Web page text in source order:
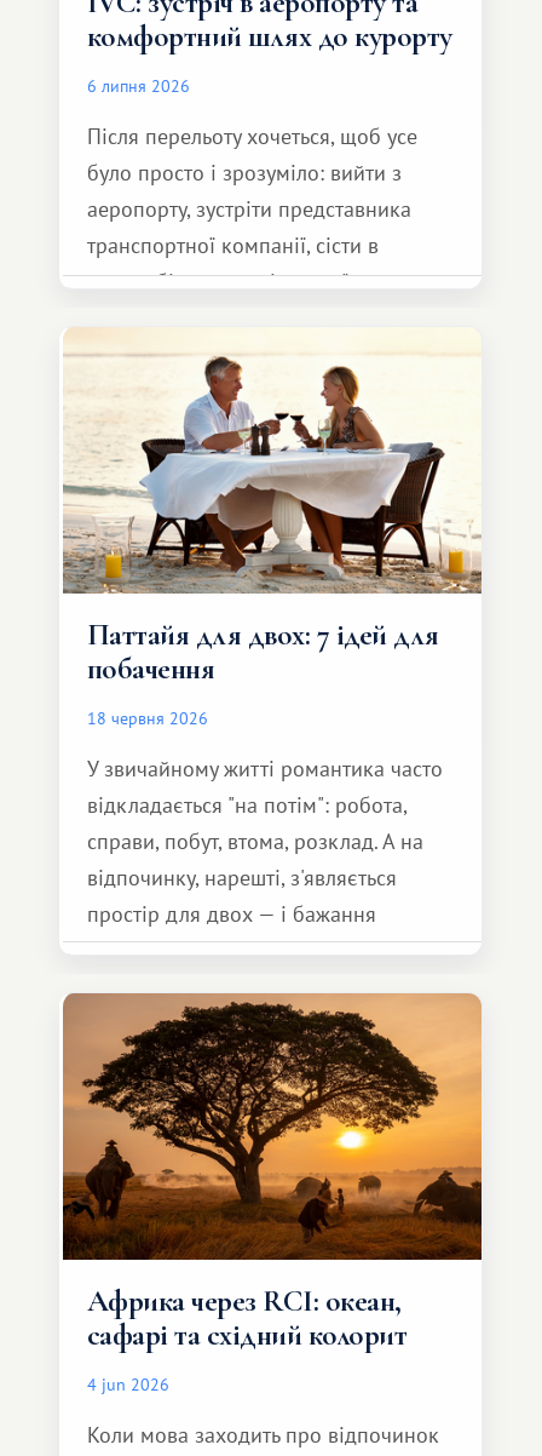
комфортний шлях до курорту
6 липня 2026
Після перельоту хочеться, щоб усе
було просто і зрозуміло: вийти з
аеропорту, зустріти представника
транспортної компанії, сісти в
автомобіль та спокійно доїхати до
Паттайя для двох: 7 ідей для
побачення
18 червня 2026
У звичайному житті романтика часто
відкладається "на потім": робота,
справи, побут, втома, розклад. А на
відпочинку, нарешті, з'являється
простір для двох — і бажання
зробити для близької людини щось
особливе. Не обов'язково масштабне,
але тепле і незабутнє :)
Африка через RCI: океан,
сафарі та східний колорит
4 jun 2026
Коли мова заходить про відпочинок